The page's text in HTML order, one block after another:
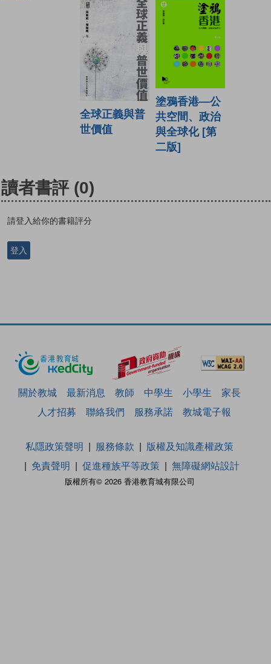
全球正義與普
世價值
塗鴉香港—公
共空間、政治
與全球化 [第
二版]
讀者書評 (0)
請登入給你的書籍評分
登入
關於教城 最新消息 教師 中學生 小學生
家長
人才招募
聯絡我們 服務承諾 教城電子報
版權所有© 2026 香港教育城有限公司
私隱政策聲明 服務條款
版權及知識產權政策
免責聲明
促進種族平等政策 無障礙網站設計